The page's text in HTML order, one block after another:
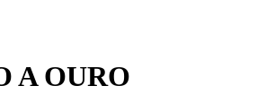
A OURO